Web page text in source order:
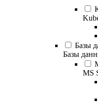
Базы
Базы
MS